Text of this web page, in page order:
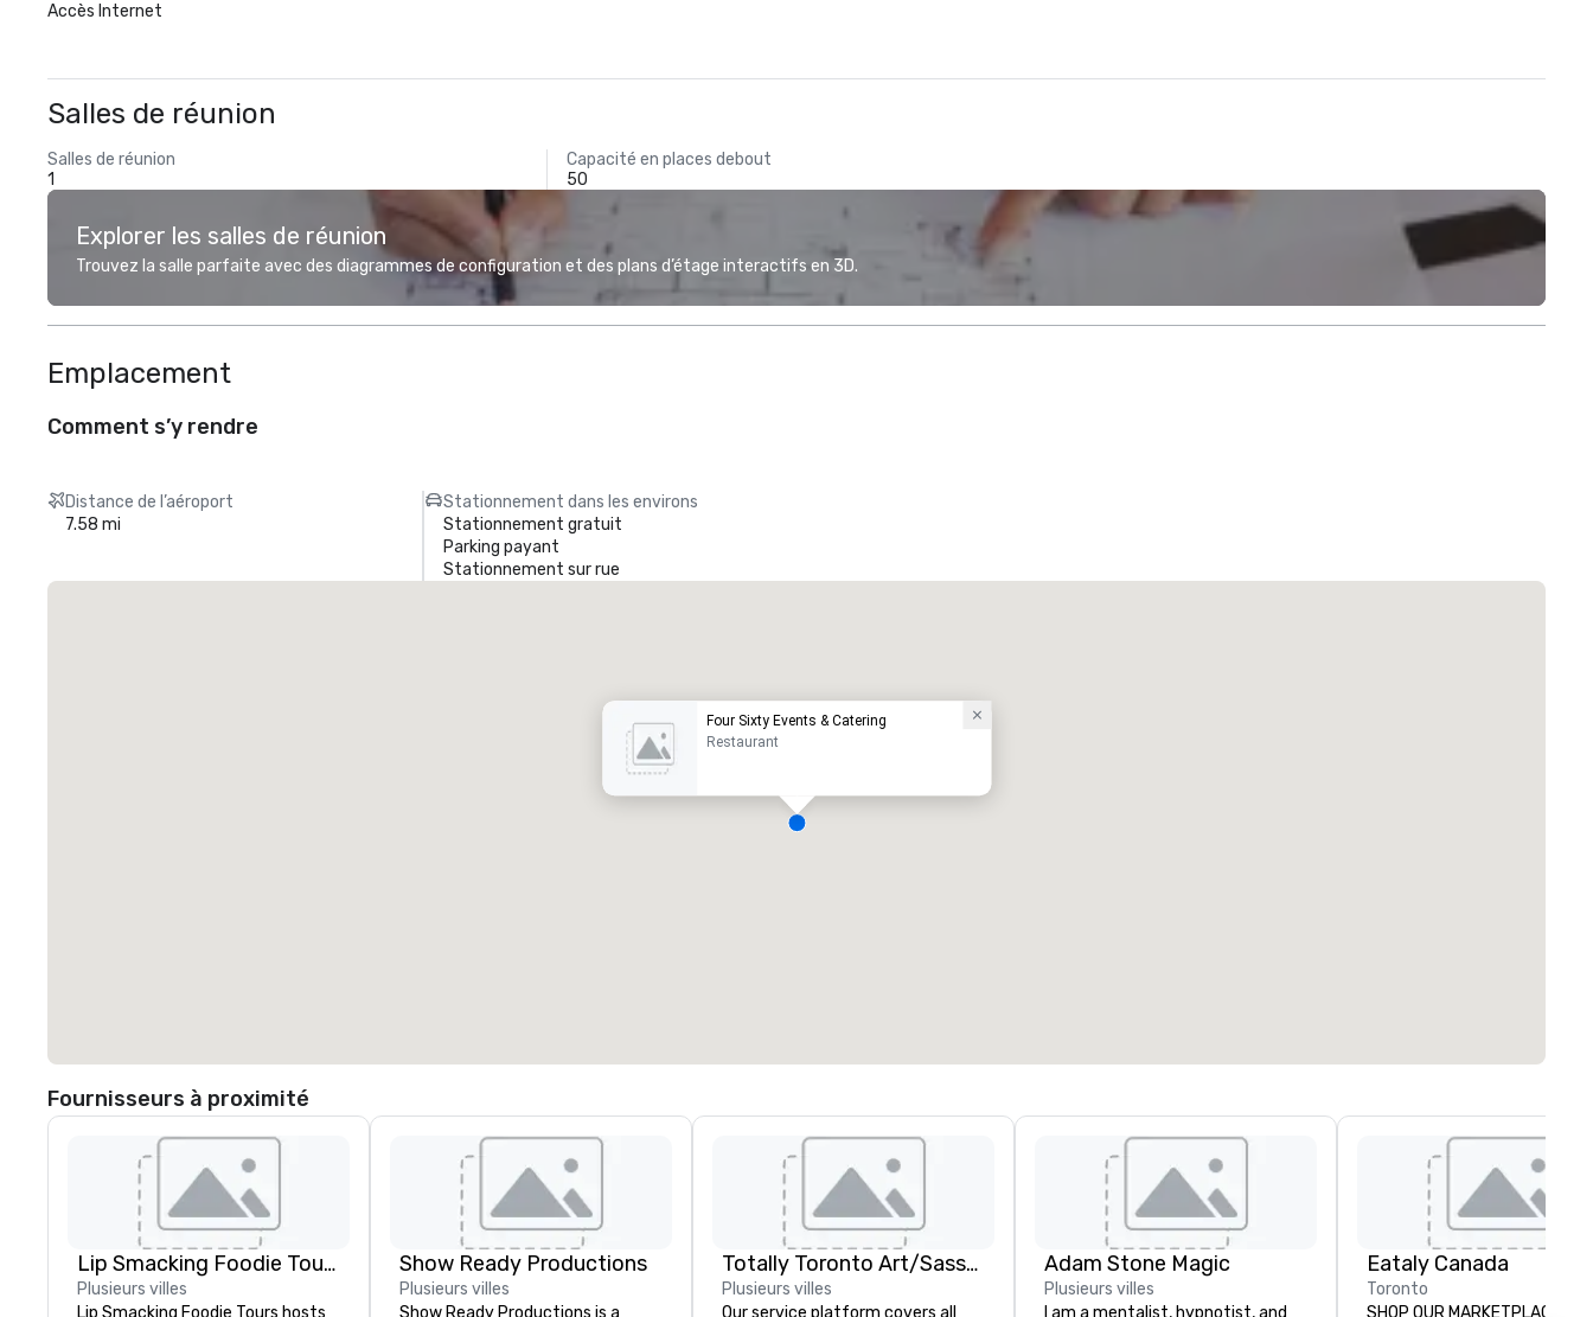
Accès Internet
Salles de réunion
Salles de réunion
1
Capacité en places debout
50
Explorer les salles de réunion
Trouvez la salle parfaite avec des diagrammes de configuration et des plans d’étage interactifs en 3D.
Emplacement
Comment s’y rendre
Distance de l’aéroport
7.58 mi
Stationnement dans les environs
Stationnement gratuit
Parking payant
Stationnement sur rue
Four Sixty Events & Catering
Restaurant
Fournisseurs à proximité
Lip Smacking Foodie Tours
Plusieurs villes
Lip Smacking Foodie Tours hosts
Show Ready Productions
Plusieurs villes
Show Ready Productions is a
Totally Toronto Art/Sassy City Studio
Plusieurs villes
Our service platform covers all
Adam Stone Magic
Plusieurs villes
I am a mentalist, hypnotist, and
Eataly Canada
Toronto
SHOP OUR MARKETPLACE Whether